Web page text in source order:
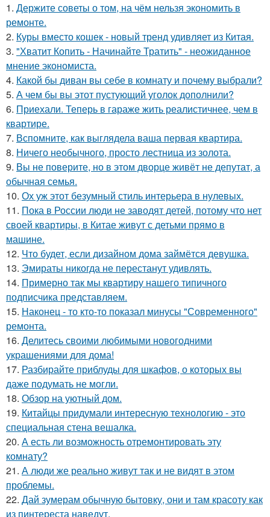
1. Держите советы о том, на чём нельзя экономить в
ремонте.
2. Куры вместо кошек - новый тренд удивляет из Китая.
3. "Хватит Копить - Начинайте Тратить" - неожиданное
мнение экономиста.
4. Какой бы диван вы себе в комнату и почему выбрали?
5. А чем бы вы этот пустующий уголок дополнили?
6. Приехали. Теперь в гараже жить реалистичнее, чем в
квартире.
7. Вспомните, как выглядела ваша первая квартира.
8. Ничего необычного, просто лестница из золота.
9. Вы не поверите, но в этом дворце живёт не депутат, а
обычная семья.
10. Ох уж этот безумный стиль интерьера в нулевых.
11. Пока в России люди не заводят детей, потому что нет
своей квартиры, в Китае живут с детьми прямо в
машине.
12. Что будет, если дизайном дома займётся девушка.
13. Эмираты никогда не перестанут удивлять.
14. Примерно так мы квартиру нашего типичного
подписчика представляем.
15. Наконец - то кто-то показал минусы "Современного"
ремонта.
16. Делитесь своими любимыми новогодними
украшениями для дома!
17. Разбирайте приблуды для шкафов, о которых вы
даже подумать не могли.
18. Обзор на уютный дом.
19. Китайцы придумали интересную технологию - это
специальная стена вешалка.
20. А есть ли возможность отремонтировать эту
комнату?
21. А люди же реально живут так и не видят в этом
проблемы.
22. Дай зумерам обычную бытовку, они и там красоту как
из пинтереста наведут.